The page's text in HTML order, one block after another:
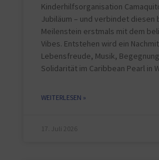
Kinderhilfsorganisation
Jubiläum – und verbindet diesen
Meilenstein erstmals mit dem
Vibes. Entstehen wird ein
Lebensfreude, Musik,
Solidarität im Caribbean Pearl in
WEITERLESEN »
17. Juli 2026